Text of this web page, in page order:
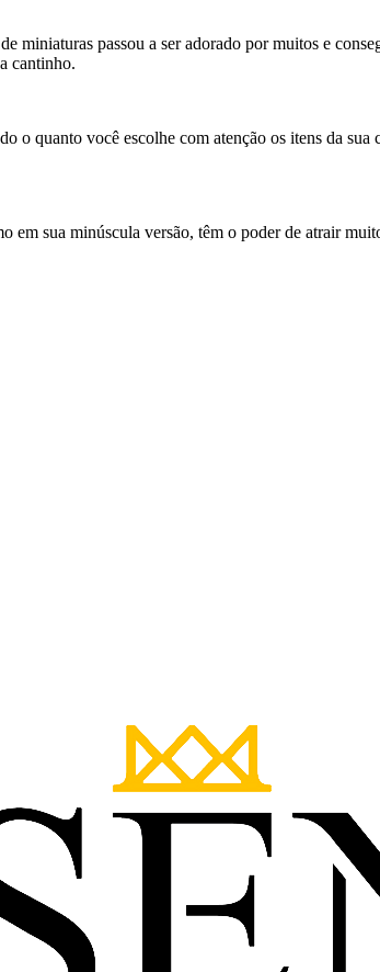
miniaturas passou a ser adorado por muitos e
cantinho.
o quanto você escolhe com atenção os itens da sua
em sua minúscula versão, têm o poder de atrair